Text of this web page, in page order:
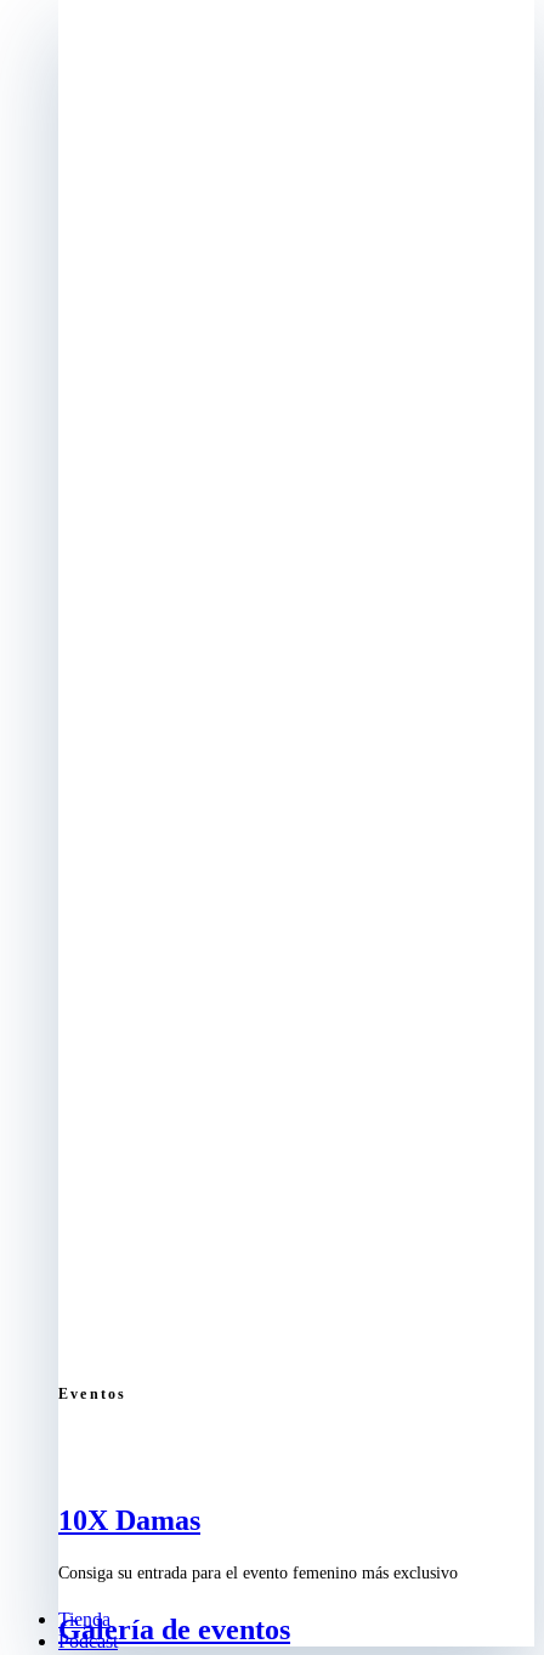
Eventos
10X Damas
Consiga su entrada para el evento femenino más exclusivo
Galería de eventos
Tienda
Podcast